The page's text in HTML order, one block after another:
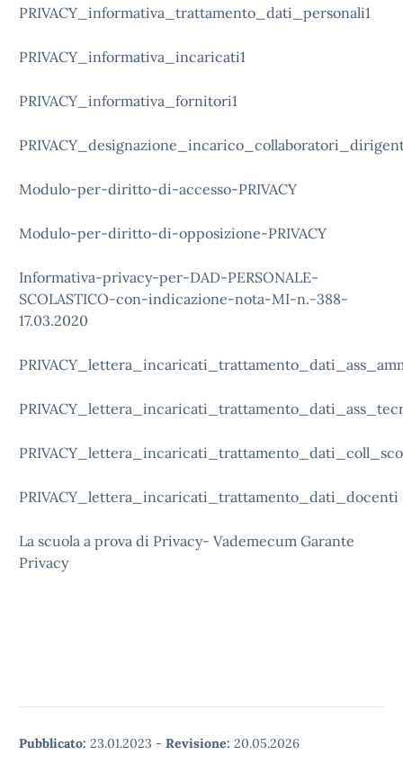
PRIVACY_informativa_trattamento_dati_personali1
PRIVACY_informativa_incaricati1
PRIVACY_informativa_fornitori1
Modulo-per-diritto-di-accesso-PRIVACY
Modulo-per-diritto-di-opposizione-PRIVACY
Informativa-privacy-per-DAD-PERSONALE-
SCOLASTICO-con-indicazione-nota-MI-n.-388-
17.03.2020
PRIVACY_lettera_incaricati_trattamento_dati_docenti
La scuola a prova di Privacy- Vademecum Garante
Privacy
Pubblicato: 23.01.2023 - Revisione: 20.05.2026